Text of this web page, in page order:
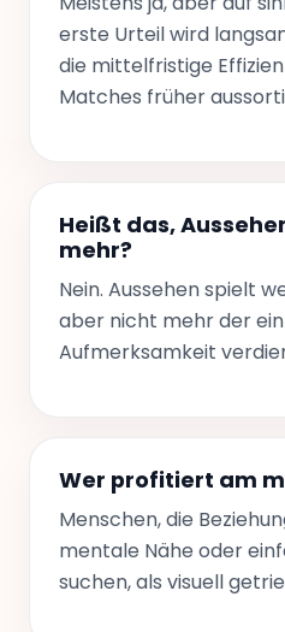
erste Urteil wird
die mittelfristige
Matches früher
Heißt das,
mehr?
Nein. Aussehen spielt
aber nicht mehr der
Aufmerksamkeit
Wer profitiert am
Menschen, die
mentale Nähe oder
suchen, als visuell